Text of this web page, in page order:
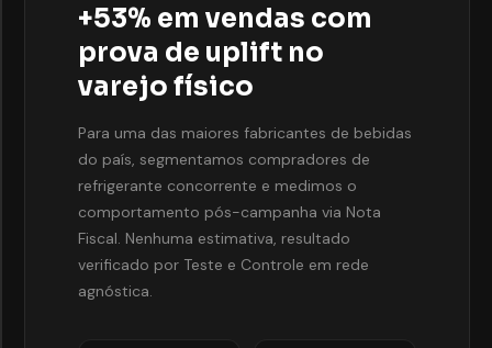
+53% em vendas com
prova de uplift no
varejo físico
Para uma das maiores fabricantes de bebidas
do país, segmentamos compradores de
refrigerante concorrente e medimos o
comportamento pós-campanha via Nota
Fiscal. Nenhuma estimativa, resultado
verificado por Teste e Controle em rede
agnóstica.